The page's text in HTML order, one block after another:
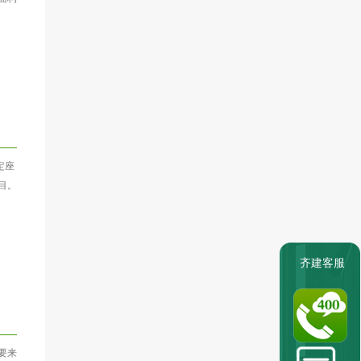
座
。
来
齐建客服